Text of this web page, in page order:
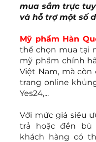
mua sắm trực
và hỗ trợ một số
Mỹ phẩm Hàn
thể chọn mua tại
mỹ phẩm chính
Việt Nam, mà
trang online
Yes24,...
Với mức giá siêu
trả hoặc đền bù
khách hàng có